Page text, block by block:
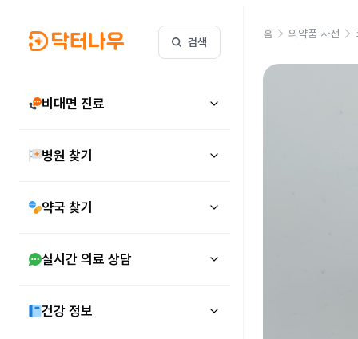
검색
비대면 진료
병원 찾기
약국 찾기
실시간 의료 상담
건강 정보
홈 의약품 사전